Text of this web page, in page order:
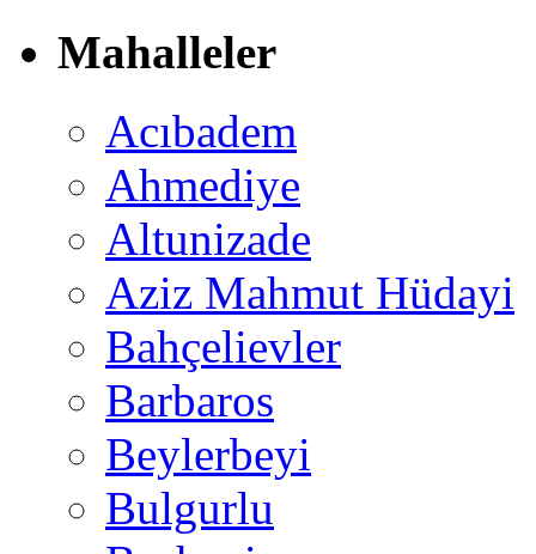
Mahalleler
Acıbadem
Ahmediye
Altunizade
Aziz Mahmut Hüdayi
Bahçelievler
Barbaros
Beylerbeyi
Bulgurlu